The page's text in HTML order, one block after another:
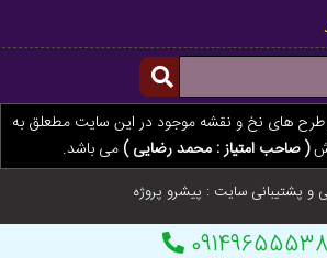
های نخ و نقشه موجود در این سایت مطعلق به
( صاحب امتیاز : محمد رضایی )می باشد.
و پشتیبانی سایت : پیشرو پروژه
09149655538